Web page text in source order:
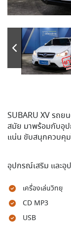
SUBARU XV รถย
สมัย มาพร้อมกับอุ
แน่น ขับสนุกควบคุม
อุปกรณ์เสริม และ
เครื่องเล่นวิทยุ
CD MP3
USB